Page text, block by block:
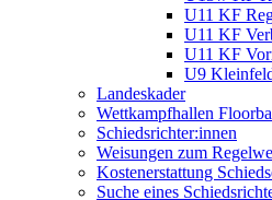
U11 KF
U11 KF
U11 KF
U9
Landeskader
Wettkampfhallen
Schiedsrichter:innen
Weisungen zum
Kostenerstattung
Suche eines